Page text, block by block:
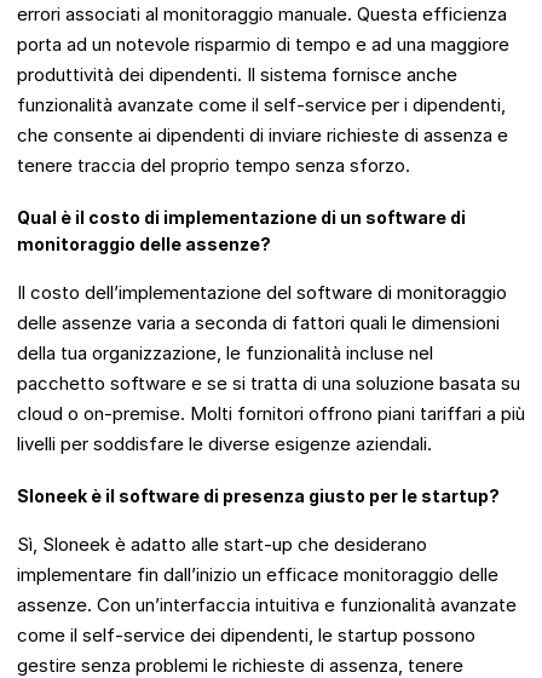
errori associati al monitoraggio manuale. Questa efficienza
porta ad un notevole risparmio di tempo e ad una maggiore
produttività dei dipendenti. Il sistema fornisce anche
funzionalità avanzate come il self-service per i dipendenti,
che consente ai dipendenti di inviare richieste di assenza e
tenere traccia del proprio tempo senza sforzo.
Qual è il costo di implementazione di un software di
monitoraggio delle assenze?
Il costo dell’implementazione del software di monitoraggio
delle assenze varia a seconda di fattori quali le dimensioni
della tua organizzazione, le funzionalità incluse nel
pacchetto software e se si tratta di una soluzione basata su
cloud o on-premise. Molti fornitori offrono piani tariffari a più
livelli per soddisfare le diverse esigenze aziendali.
Sloneek è il software di presenza giusto per le startup?
Sì, Sloneek è adatto alle start-up che desiderano
implementare fin dall’inizio un efficace monitoraggio delle
assenze. Con un’interfaccia intuitiva e funzionalità avanzate
come il self-service dei dipendenti, le startup possono
gestire senza problemi le richieste di assenza, tenere